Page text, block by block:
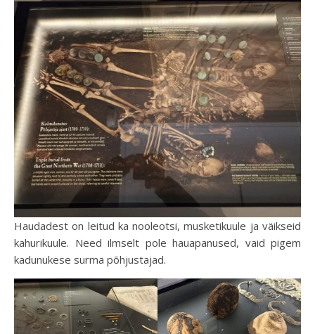
Haudadest on leitud ka nooleotsi, musketikuule ja väikseid
kahurikuule. Need ilmselt pole hauapanused, vaid pigem
kadunukese surma põhjustajad.